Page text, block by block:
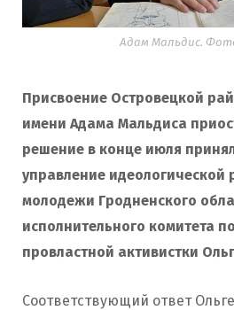
Адам Мальдис.
Присвоение Островецкой
имени Адама Мальдиса
решение в конце июля
управление идеологической
молодежи Гродненского
исполнительного комитета
провластной активистки
Соответствующий ответ